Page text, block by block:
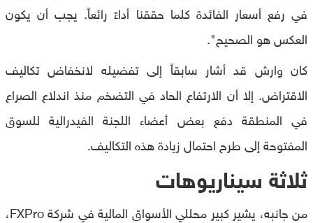
في رفع أسعار الفائدة كلما حققنا أداءً رائعاً. يجب أن يكون
العكس هو الصحيح".
كان وارش قد أشار سابقاً إلى تفضيله لانخفاض تكاليف
الاقتراض. إلا أن الارتفاع الحاد في التضخم منذ اندلاع الصراع
في المنطقة دفع بعض أعضاء اللجنة الفيدرالية للسوق
المفتوحة إلى طرح احتمال زيادة هذه التكاليف.
ثلاثة سيناريوهات
من جانبه، يشير كبير محللي الأسواق المالية في شركة FXPro،